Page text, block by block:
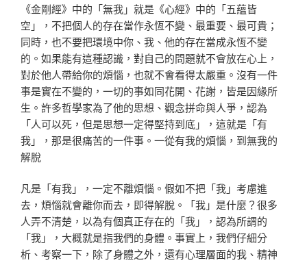
《金剛經》中的「無我」就是《心經》中的「五蘊皆
空」，不把個人的存在當作永恆不變、最重要、最可貴；
同時，也不要把環境中你、我、他的存在當成永恆不變
的。如果能有這種認識，對自己的問題就不會放在心上，
對於他人帶給你的煩惱，也就不會看得太嚴重。沒有一件
事是實在不變的，一切的事如同花開、花謝，皆是因緣所
生。許多哲學家為了他的思想、觀念拼命與人爭，認為
「人可以死，但是思想一定得堅持到底」，這就是「有
我」，那是很痛苦的一件事。一從有我的煩惱，到無我的
解脫
凡是「有我」，一定不離煩惱。假如不把「我」考慮進
去，煩惱就會離你而去，即得解脫。「我」是什麼？很多
人弄不清楚，以為有個真正存在的「我」，認為所謂的
「我」，大概就是指我們的身體。事實上，我們仔細分
析、考察一下，除了身體之外，還有心理層面的我、精神